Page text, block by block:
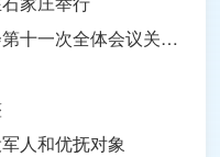
中国共产党河北省第十届委员会第十一次全体会议关于召开中国共产党河北省第十一次代表大会的决议
人和优抚对象